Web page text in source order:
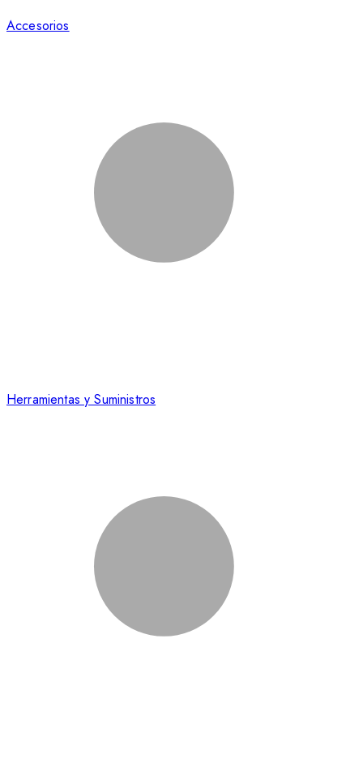
Accesorios
Herramientas y Suministros